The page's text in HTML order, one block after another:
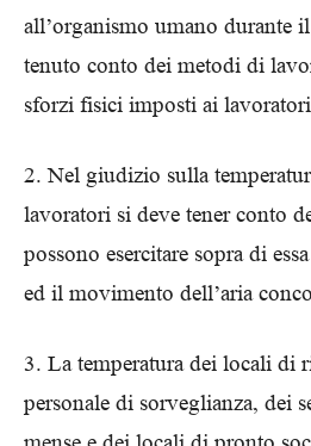
all’organismo umano durante
tenuto conto dei metodi di
sforzi fisici imposti ai
2. Nel giudizio sulla
lavoratori si deve tener conto
possono esercitare sopra di
ed il movimento dell’aria
3. La temperatura dei locali di
personale di sorveglianza, dei